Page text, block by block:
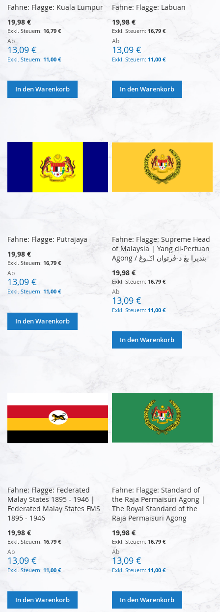
Fahne: Flagge: Kuala Lumpur
19,98 €
16,79 €
Ab
13,09 €
11,00 €
In den Warenkorb
Fahne: Flagge: Labuan
19,98 €
16,79 €
Ab
13,09 €
11,00 €
In den Warenkorb
Fahne: Flagge: Putrajaya
19,98 €
16,79 €
Ab
13,09 €
11,00 €
In den Warenkorb
Fahne: Flagge: Supreme Head
of Malaysia | Yang di-Pertuan
Agong / بنديرا يڠ د-ڤرتوان اݢوڠ
19,98 €
16,79 €
Ab
13,09 €
11,00 €
In den Warenkorb
Fahne: Flagge: Federated
Malay States 1895 - 1946 |
Federated Malay States FMS
1895 - 1946
19,98 €
16,79 €
Ab
13,09 €
11,00 €
In den Warenkorb
Fahne: Flagge: Standard of
the Raja Permaisuri Agong |
The Royal Standard of the
Raja Permaisuri Agong
19,98 €
16,79 €
Ab
13,09 €
11,00 €
In den Warenkorb